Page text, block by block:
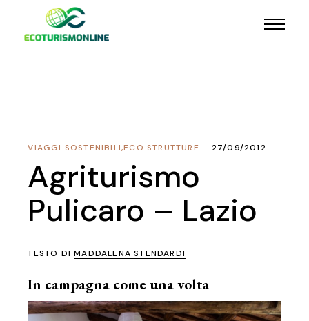
ECO STRUTTURE
,
VIAGGI SOSTENIBILI 27/09/2012
Agriturismo
Pulicaro – Lazio
TESTO DIMADDALENA STENDARDI
In campagna come una volta